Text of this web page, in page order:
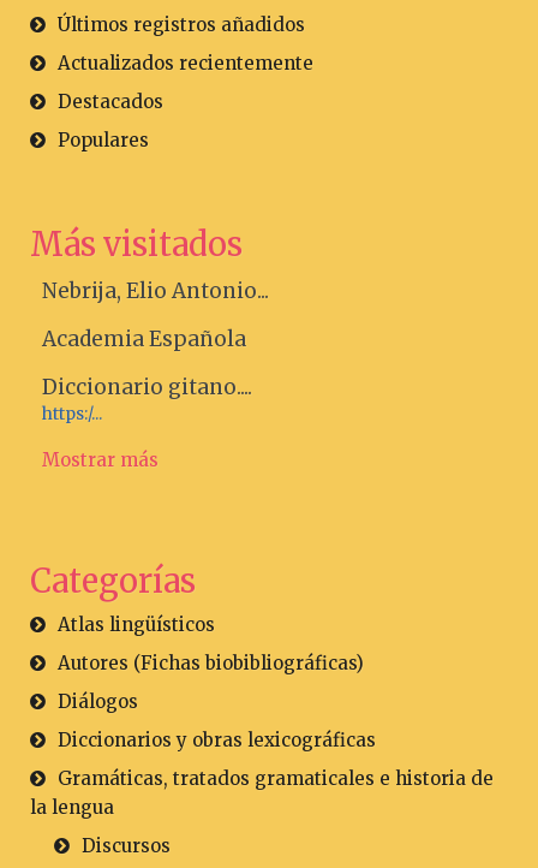
Últimos registros añadidos
Actualizados recientemente
Destacados
Populares
Más visitados
Nebrija, Elio Antonio...
Academia Española
Diccionario gitano....
https:/...
Mostrar más
Categorías
Atlas lingüísticos
Autores (Fichas biobibliográficas)
Diálogos
Diccionarios y obras lexicográficas
Gramáticas, tratados gramaticales e historia de
la lengua
Discursos